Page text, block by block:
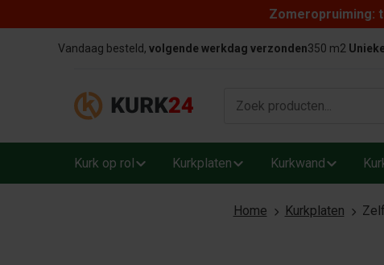
Zomeropruiming:
Vandaag besteld, volgende werkdag verzonden350 m2
Kurk op rol Kurkplaten Kurkwand
Home Kurkplaten